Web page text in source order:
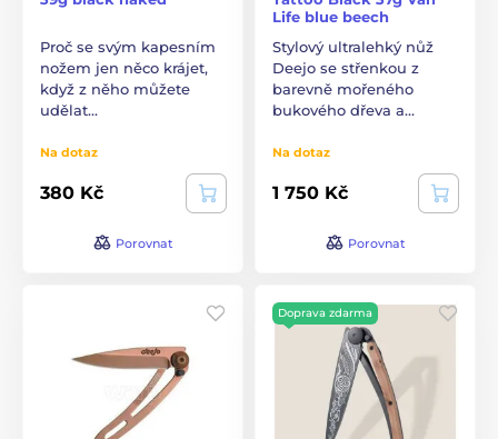
Proč se svým kapesním
nožem jen něco krájet,
když z něho můžete
udělat…
Na dotaz
380 Kč
Porovnat
Life blue beech
Stylový ultralehký nůž
Deejo se střenkou z
barevně mořeného
bukového dřeva a…
Na dotaz
1 750 Kč
Porovnat
Doprava zdarma